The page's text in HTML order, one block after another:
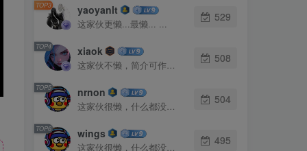
TOP3 yaoyanlt
这家伙更懒...最懒... ...
529
TOP4 xiaok
这家伙不懒，简介可作证！
508
TOP5 nrnon
这家伙很懒，什么都没有写...
504
TOP6 wings
这家伙很懒，什么都没有写...
495